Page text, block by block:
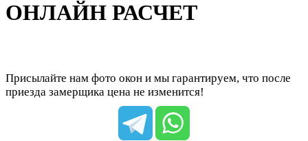
ОНЛАЙН РАСЧЕТ
Присылайте нам фото окон и мы гарантируем, что после
приезда замерщика цена не изменится!